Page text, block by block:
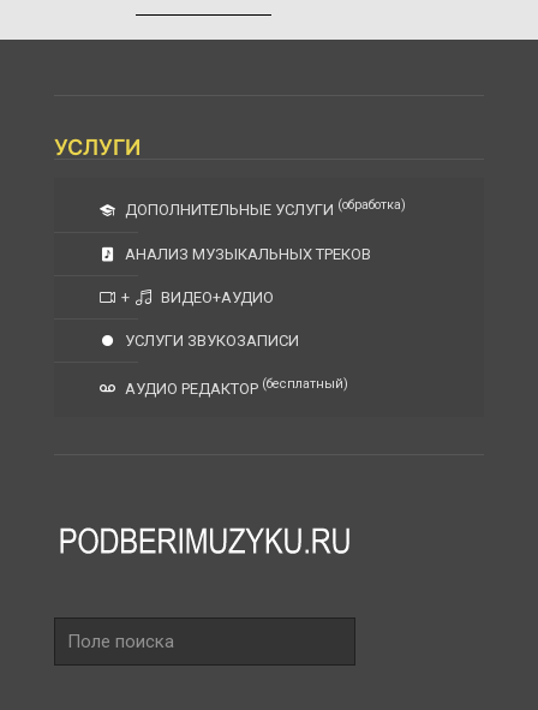
УСЛУГИ
ДОПОЛНИТЕЛЬНЫЕ УСЛУГИ (обработка)
АНАЛИЗ МУЗЫКАЛЬНЫХ ТРЕКОВ
+ ВИДЕО+АУДИО
УСЛУГИ ЗВУКОЗАПИСИ
АУДИО РЕДАКТОР (бесплатный)
поиска